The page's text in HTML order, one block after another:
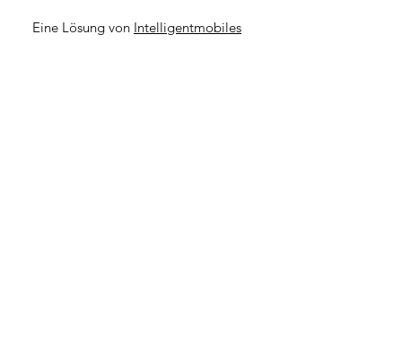
Eine Lösung von Intelligentmobiles